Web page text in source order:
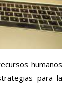
humanos
para la